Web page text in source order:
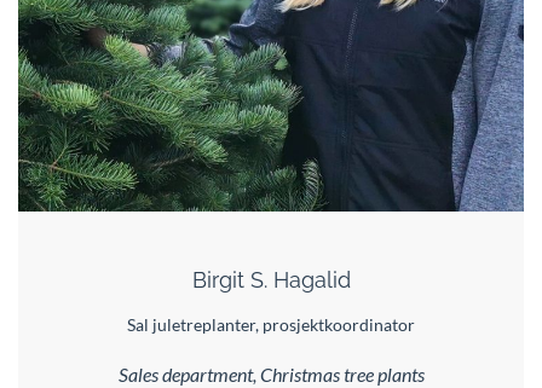
Birgit S. Hagalid
Sal juletreplanter, prosjektkoordinator
Sales department, Christmas tree plants